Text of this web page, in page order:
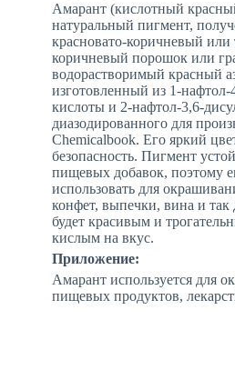
Амарант (кислотный
натуральный пигмент,
красновато-коричневый или
коричневый порошок или
водорастворимый красный
изготовленный из 1-нафтол-
кислоты и 2-нафтол-3,6-
диазодированного для
Chemicalbook. Его яркий
безопасность. Пигмент
пищевых добавок, поэтому
использовать для
конфет, выпечки, вина и так
будет красивым и
кислым на вкус.
Приложение:
Амарант используется для
пищевых продуктов,